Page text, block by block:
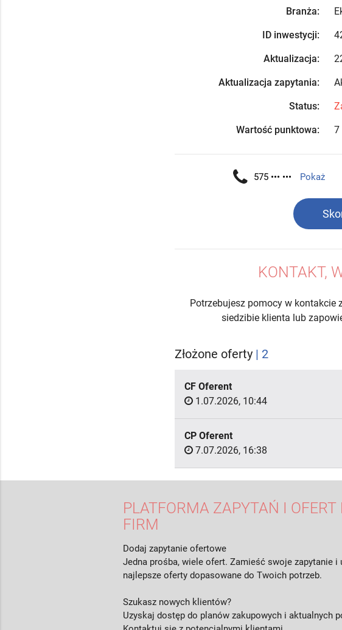
Branża:
ID inwestycji:
Aktualizacja:
Aktualizacja zapytania:
Status:
Wartość punktowa: 7
575 ••• ••• Pokaż
KONTAKT,
Potrzebujesz pomocy w kontakcie
siedzibie klienta lub
Złożone oferty | 2
CF Oferent
1.07.2026, 10:44
CP Oferent
7.07.2026, 16:38
PLATFORMA ZAPYTAŃ I OFERT
FIRM
Dodaj zapytanie ofertowe
Jedna prośba, wiele ofert. Zamieść swoje zapytanie i
najlepsze oferty dopasowane do Twoich potrzeb.
Szukasz nowych klientów?
Uzyskaj dostęp do planów zakupowych i aktualnych